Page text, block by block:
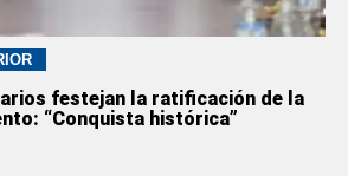
festejan la ratificación de la
“Conquista histórica”